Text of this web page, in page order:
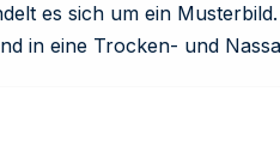
es sich um ein
in eine Trocken- und